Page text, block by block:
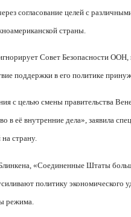
согласование целей с
страны.
Совет Безопасности
поддержки в его политике
с целью смены правительства
в её внутренние дела», заявила
страну.
«Соединенные Штаты
политику экономического
режима.